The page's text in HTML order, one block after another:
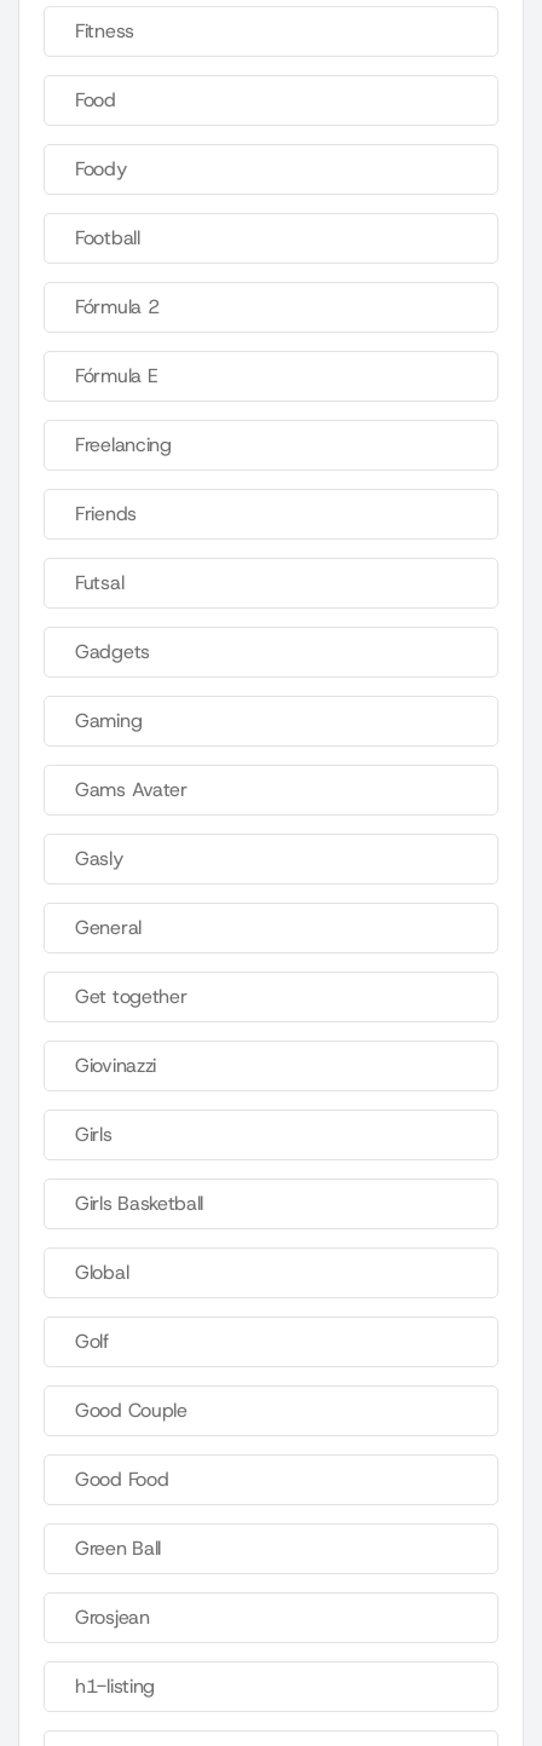
Fitness
Food
Foody
Football
Fórmula 2
Fórmula E
Freelancing
Friends
Futsal
Gadgets
Gaming
Gams Avater
Gasly
General
Get together
Giovinazzi
Girls
Girls Basketball
Global
Golf
Good Couple
Good Food
Green Ball
Grosjean
h1-listing